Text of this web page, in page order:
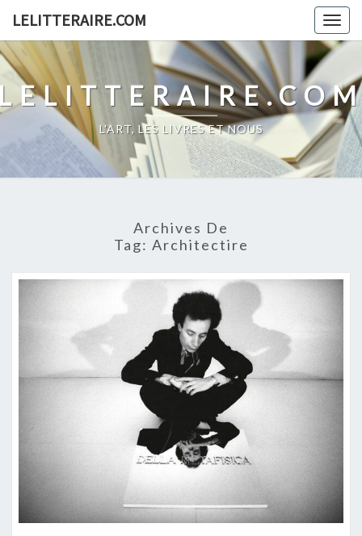
content
LELITTERAIRE.COM
L'ART, LES LIVRES ET NOUS
Archives De
Tag: Architectire